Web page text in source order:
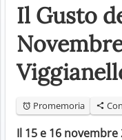
Il Gusto
Promemoria
Il 15 e 16 novembre